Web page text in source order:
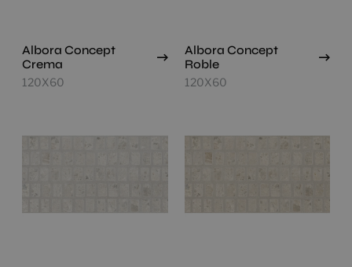
Albora Concept
Crema
120X60
Albora Concept
Roble
120X60